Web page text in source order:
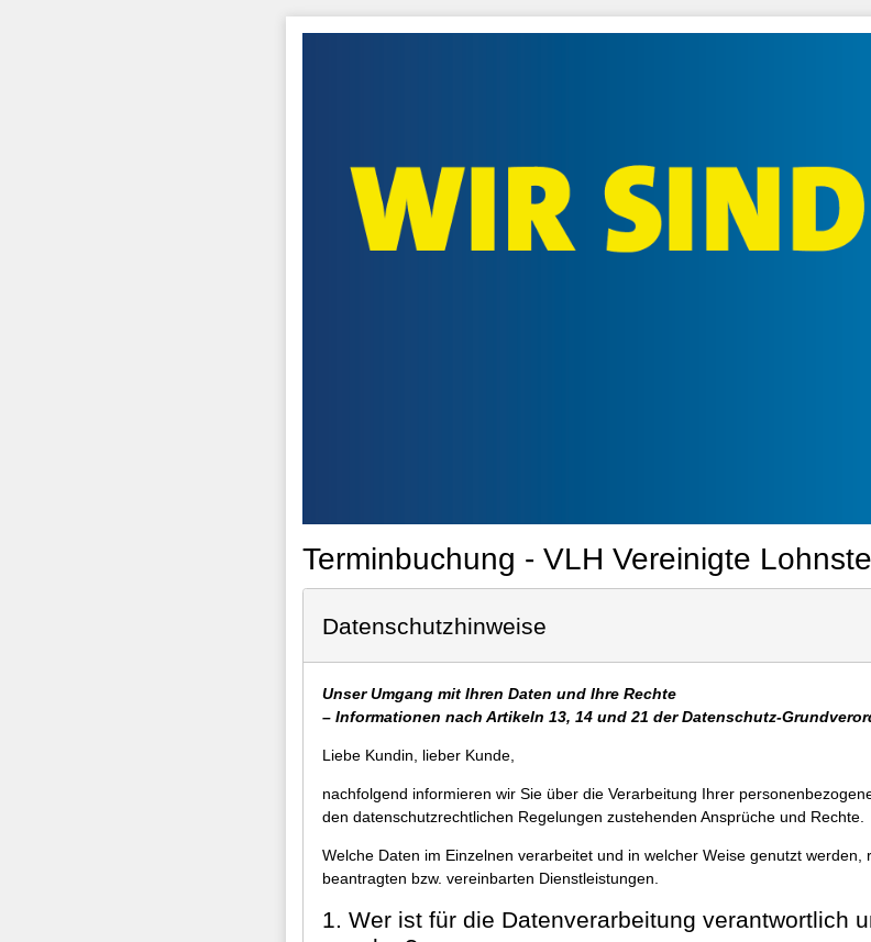
Terminbuchung - VLH Vereinigte
Datenschutzhinweise
Unser Umgang mit Ihren Daten und Ihre Rechte
– Informationen nach Artikeln 13, 14 und 21 der Datenschutz-
Liebe Kundin, lieber Kunde,
nachfolgend informieren wir Sie über die Verarbeitung Ihrer
den datenschutzrechtlichen Regelungen zustehenden Ansprüche und Rechte.
Welche Daten im Einzelnen verarbeitet und in welcher Weise genutzt werden,
beantragten bzw. vereinbarten Dienstleistungen.
1. Wer ist für die Datenverarbeitung verantwortlich